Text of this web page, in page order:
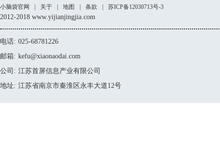
小脑袋官网 关于 地图 条款 苏ICP备12030713号-3
2012-2018 www.yijianjingjia.com
电话: 025-68781226
邮箱: kefu@xiaonaodai.com
公司: 江苏首屏信息产业有限公司
地址: 江苏省南京市秦淮区永丰大道12号